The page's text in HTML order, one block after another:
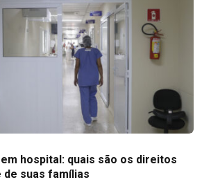
hospital: quais são os direitos
de suas famílias